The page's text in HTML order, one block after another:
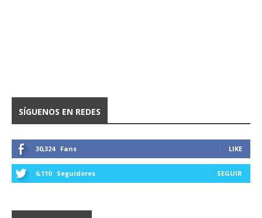
SÍGUENOS EN REDES
30,324 Fans LIKE
6,110 Seguidores SEGUIR